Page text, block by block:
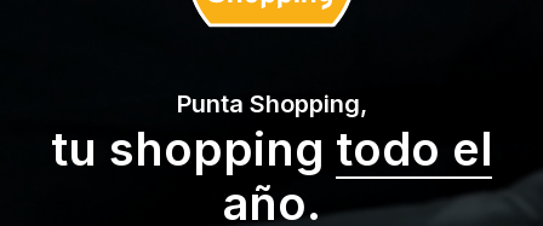
Punta Shopping,
tu shopping todo el
año.